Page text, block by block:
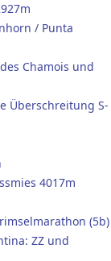
/ Punta
Chamois und
Überschreitung S-
4017m
(5b)
ZZ und